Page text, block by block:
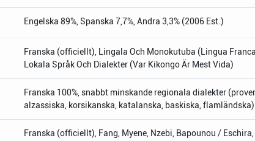
Engelska 89%, Spanska 7,7%, Andra 3,3% (2006 Est.)
Franska (officiellt), Lingala Och Monokutuba (Lingua
Lokala Språk Och Dialekter (Var Kikongo Är Mest Vida)
Franska 100%, snabbt minskande regionala dialekter
alzassiska, korsikanska, katalanska, baskiska, flamländska)
Franska (officiellt), Fang, Myene, Nzebi, Bapounou /